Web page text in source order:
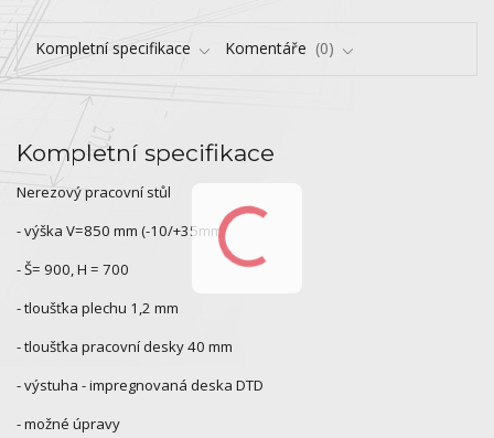
Kompletní specifikace Komentáře 0
Kompletní specifikace
Nerezový pracovní stůl
- výška V=850 mm (-10/+35mm)
- Š= 900, H = 700
- tloušťka plechu 1,2 mm
- tloušťka pracovní desky 40 mm
- výstuha - impregnovaná deska DTD
- možné úpravy